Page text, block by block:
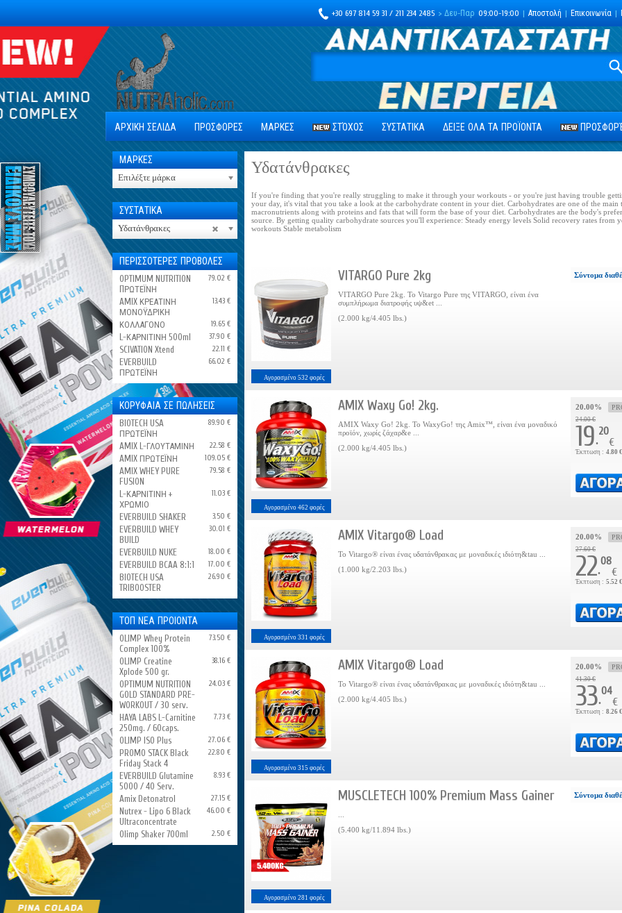
+30 697 814 59 31 / 211 234 2485 > Δευ-Παρ 09:00-19:00 | Αποστολή | Επικοινωνία |
ΑΡΧΙΚΗ ΣΕΛΙΔΑ ΠΡΟΣΦΟΡΕΣ ΜΑΡΚΕΣ ΣΤΌΧΟΣ ΣΥΣΤΑΤΙΚΑ ΔΕΙΞΕ ΟΛΑ ΤΑ ΠΡΟΪΟΝΤΑ
ΜΑΡΚΕΣ
Επιλέξτε μάρκα
ΣΥΣΤΑΤΙΚΑ
Υδατάνθρακες
ΠΕΡΙΣΣΟΤΕΡΕΣ ΠΡΟΒΟΛΕΣ
OPTIMUM NUTRITION
ПΡΩΤΕΪΝΗ
79.02 €
AMIX ΚΡΕΑΤΙΝΗ
ΜΟΝΟΫΔΡΙΚΗ
13.43 €
ΚΟΛΛΑΓΟΝΟ 19.65 €
L-ΚΑΡΝΙΤΙΝΗ 500ml 37.90 €
SCIVATION Xtend 22.11 €
EVERBUILD
ΠΡΩΤΕΪΝΗ
66.02 €
ΚΟΡΥΦΑΙΑ ΣΕ ΠΩΛΗΣΕΙΣ
BIOTECH USA
ΠΡΩΤΕΪΝΗ
89.90 €
AMIX L-ΓΛΟΥΤΑΜΙΝΗ 22.58 €
AMIX ΠΡΩΤΕΪΝΗ 109.05 €
AMIX WHEY PURE
FUSION
79.58 €
L-ΚΑΡΝΙΤΙΝΗ +
ΧΡΩΜΙΟ
11.03 €
EVERBUILD SHAKER 3.50 €
EVERBUILD WHEY
BUILD
30.01 €
EVERBUILD NUKE 18.00 €
EVERBUILD BCAA 8:1:1 17.00 €
BIOTECH USA
TRIBOOSTER
26.90 €
ΤΟΠ ΝΕΑ ΠΡΟΙΟΝΤΑ
OLIMP Whey Protein
Complex 100%
73.50 €
OLIMP Creatine
Xplode 500 gr.
38.16 €
OPTIMUM NUTRITION
GOLD STANDARD PRE-
WORKOUT / 30 serv.
24.03 €
HAYA LABS L-Carnitine
250mg. / 60caps.
7.73 €
OLIMP ISO Plus 27.06 €
PROMO STACK Black
Friday Stack 4
22.80 €
EVERBUILD Glutamine
5000 / 40 Serv.
8.93 €
Amix Detonatrol 27.15 €
Nutrex - Lipo 6 Black
Ultraconcentrate
46.00 €
Olimp Shaker 700ml 2.50 €
Υδατάνθρακες
If you're finding that you're really struggling to make it through your workouts - or you're just having trouble
your day, it's vital that you take a look at the carbohydrate content in your diet. Carbohydrates are one of the main
macronutrients along with proteins and fats that will form the base of your diet. Carbohydrates are the body's
source. By getting quality carbohydrate sources you'll experience: Steady energy levels Solid recovery rates from
workouts Stable metabolism
Αγορασμένο 532 φορές
VITARGO Pure 2kg
VITARGO Pure 2kg. Το Vitargo Pure της VITARGO, είναι ένα
συμπλήρωμα διατροφής υψ&et ...
(2.000 kg/4.405 lbs.)
Σύντομα
Αγορασμένο 462 φορές
AMIX Waxy Go! 2kg.
AMIX Waxy Go! 2kg. Το WaxyGo! της Amix™, είναι ένα μοναδικό
προϊόν, χωρίς ζάχαρ&e ...
(2.000 kg/4.405 lbs.)
20.00%
24.00 €
19.
20
€
Έκπτωση : 4.80 €
Αγορασμένο 331 φορές
AMIX Vitargo® Load
To Vitargo® είναι ένας υδατάνθρακας με μοναδικές ιδιότη&tau ...
(1.000 kg/2.203 lbs.)
20.00%
27.60 €
22.
08
€
Έκπτωση : 5.52 €
Αγορασμένο 315 φορές
AMIX Vitargo® Load
To Vitargo® είναι ένας υδατάνθρακας με μοναδικές ιδιότη&tau ...
(2.000 kg/4.405 lbs.)
20.00%
41.30 €
33.
04
€
Έκπτωση : 8.26 €
Αγορασμένο 281 φορές
MUSCLETECH 100% Premium Mass Gainer
(5.400 kg/11.894 lbs.)
Σύντομα